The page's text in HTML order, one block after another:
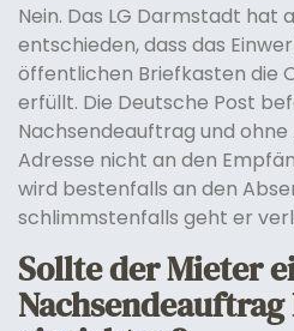
Nein. Das LG Darmstadt hat
entschieden, dass das
öffentlichen Briefkasten die
erfüllt. Die Deutsche Post
Nachsendeauftrag und
Adresse nicht an den
wird bestenfalls an den
schlimmstenfalls geht er
Sollte der Mieter